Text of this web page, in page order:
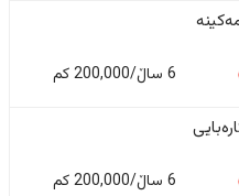
6 ساڵ/200,000 کم
6 ساڵ/200,000 کم